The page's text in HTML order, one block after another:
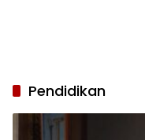
Pendidikan